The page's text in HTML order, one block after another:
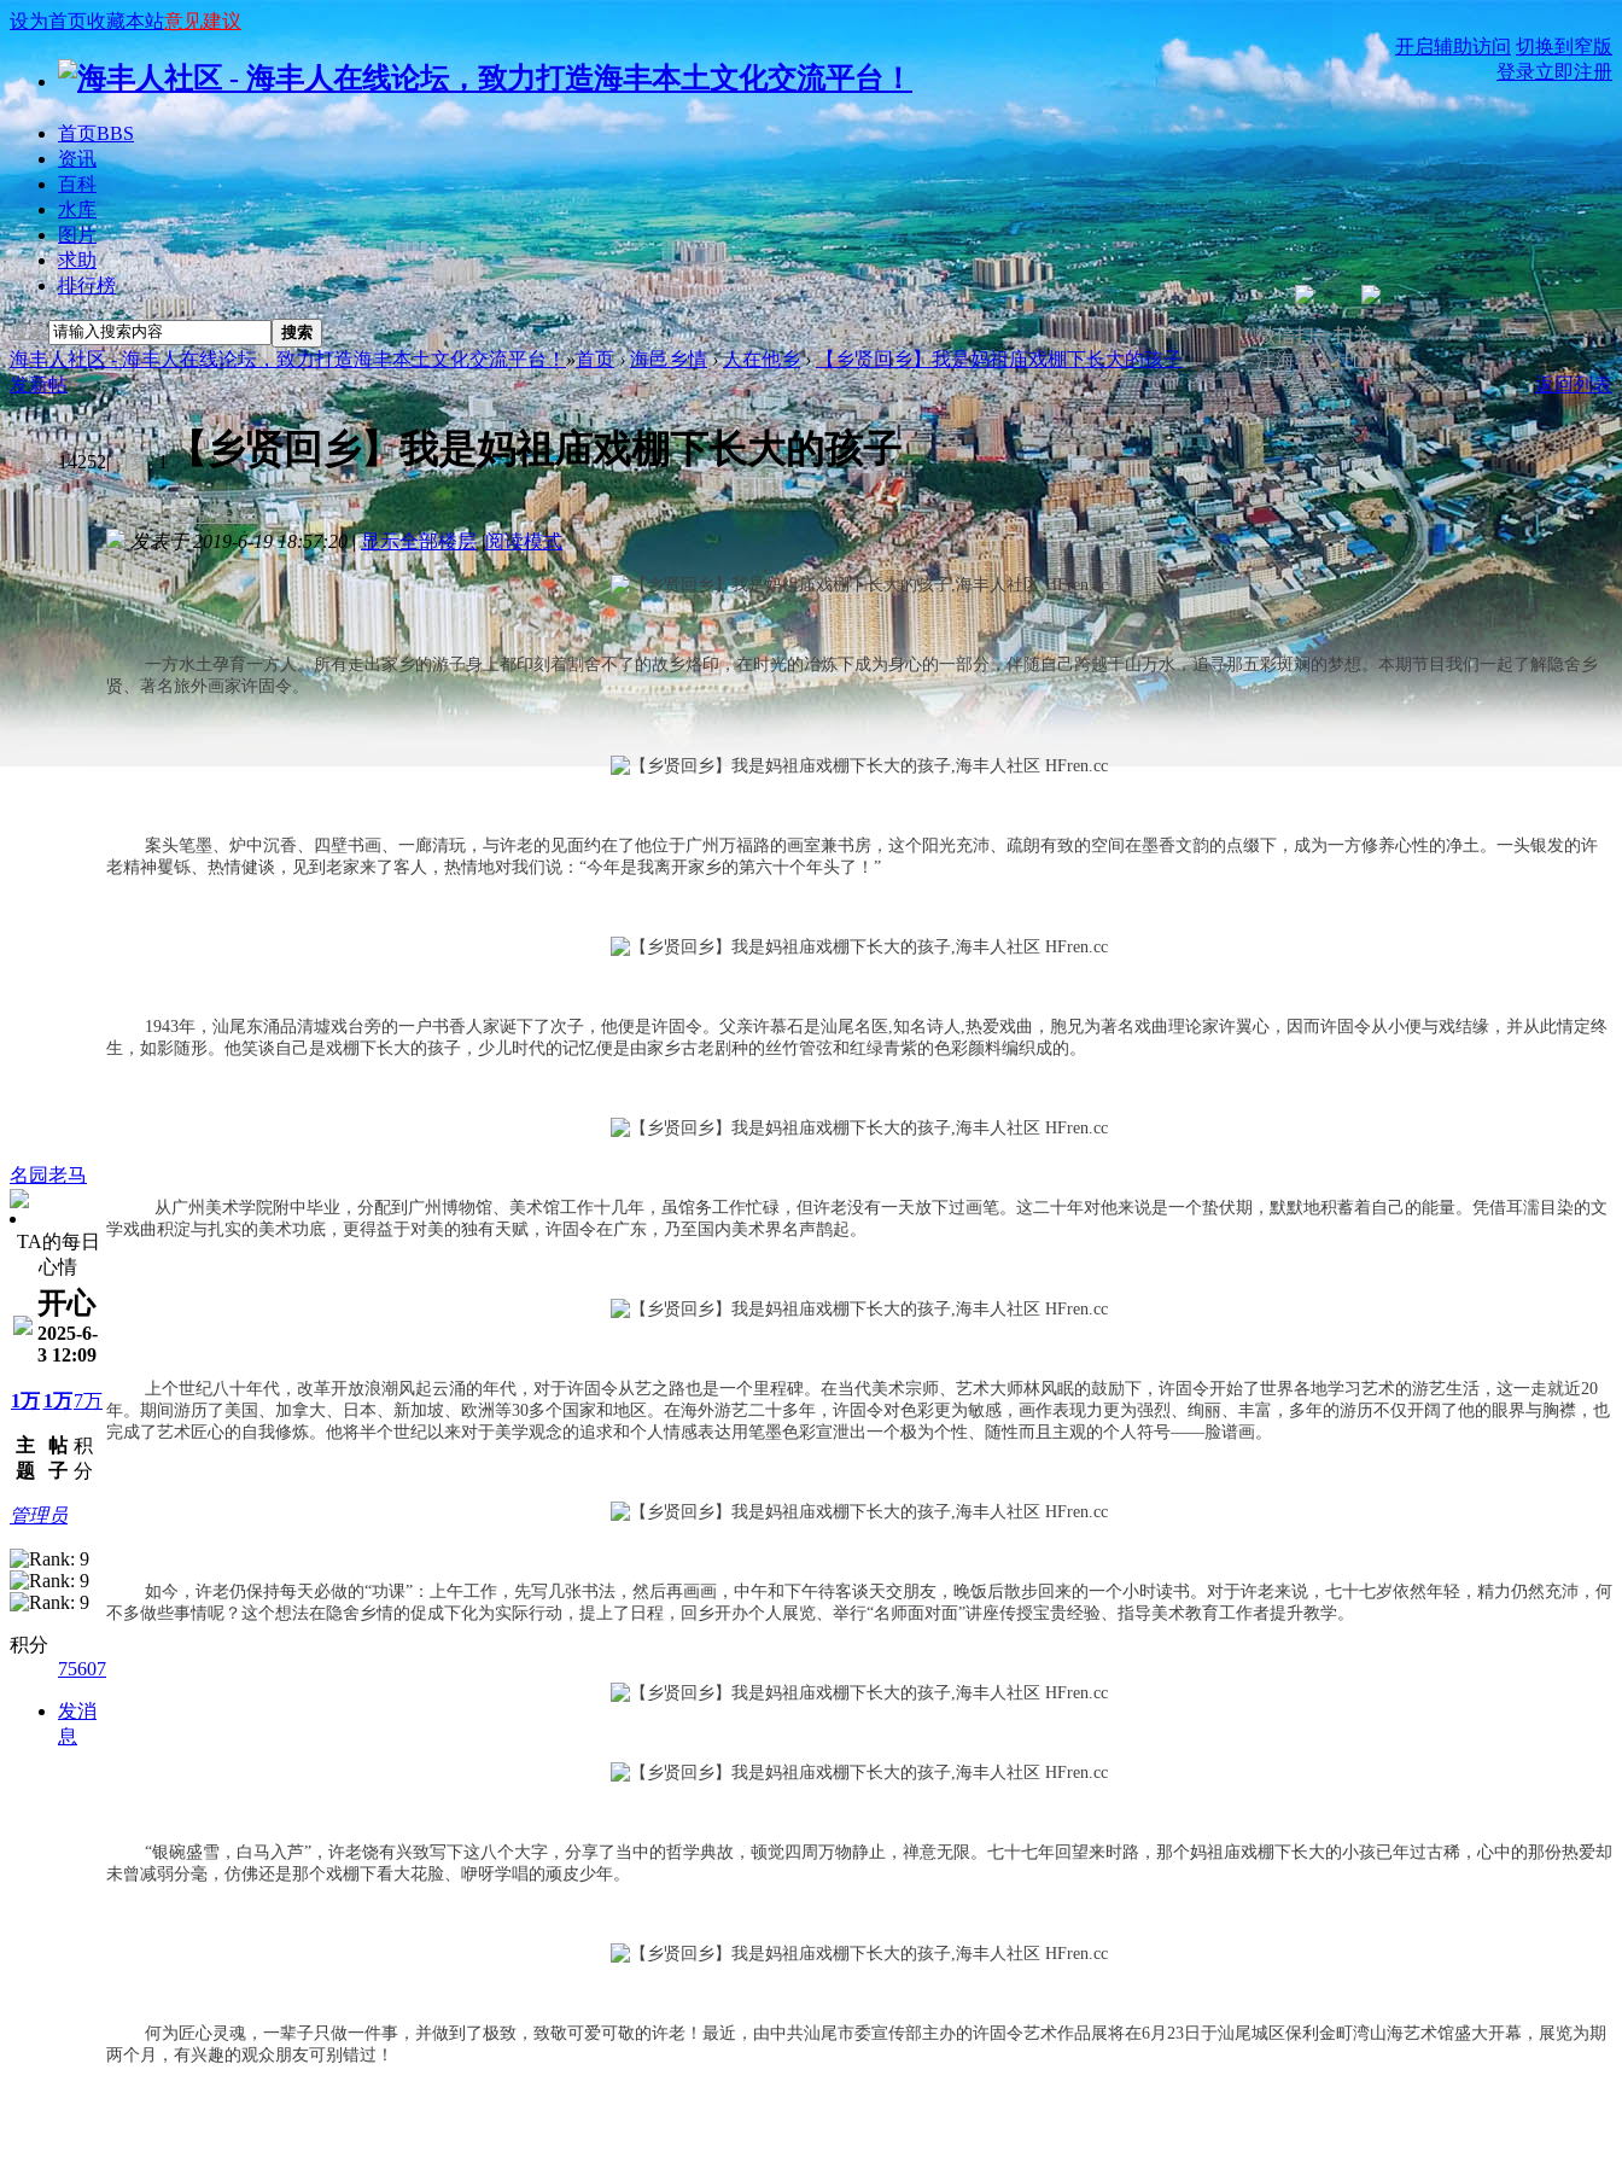
设为首页收藏本站意见建议
开启辅助访问 切换到窄版
登录立即注册
首页BBS
资讯
百科
水库
图片
求助
排行榜
搜索 搜索
海丰人社区 - 海丰人在线论坛，致力打造海丰本土文化交流平台！»首页 › 海邑乡情 › 人在他乡 › 【乡贤回乡】我是妈祖庙戏棚下长大的孩子
返回列表
发新帖
查看: 14252|回复: 1【乡贤回乡】我是妈祖庙戏棚下长大的孩子
[复制链接]
名园老马
TA的每日
心情
开心
2025-6-
3 12:09
1万
主
题
1万
帖
子
7万
积
分
管理员
积分
75607
发消
息
发表于 2019-6-19 18:57:20 | 显示全部楼层 |阅读模式
一方水土孕育一方人。所有走出家乡的游子身上都印刻着割舍不了的故乡烙印，在时光的冶炼下成为身心的一部分，伴随自己跨越千山万水，追寻那五彩斑斓的梦想。本期节目我们一起了解隐舍乡
贤、著名旅外画家许固令。
案头笔墨、炉中沉香、四壁书画、一廊清玩，与许老的见面约在了他位于广州万福路的画室兼书房，这个阳光充沛、疏朗有致的空间在墨香文韵的点缀下，成为一方修养心性的净土。一头银发的许
老精神矍铄、热情健谈，见到老家来了客人，热情地对我们说：“今年是我离开家乡的第六十个年头了！”
1943年，汕尾东涌品清墟戏台旁的一户书香人家诞下了次子，他便是许固令。父亲许慕石是汕尾名医,知名诗人,热爱戏曲，胞兄为著名戏曲理论家许翼心，因而许固令从小便与戏结缘，并从此情定终
生，如影随形。他笑谈自己是戏棚下长大的孩子，少儿时代的记忆便是由家乡古老剧种的丝竹管弦和红绿青紫的色彩颜料编织成的。
从广州美术学院附中毕业，分配到广州博物馆、美术馆工作十几年，虽馆务工作忙碌，但许老没有一天放下过画笔。这二十年对他来说是一个蛰伏期，默默地积蓄着自己的能量。凭借耳濡目染的文
学戏曲积淀与扎实的美术功底，更得益于对美的独有天赋，许固令在广东，乃至国内美术界名声鹊起。
上个世纪八十年代，改革开放浪潮风起云涌的年代，对于许固令从艺之路也是一个里程碑。在当代美术宗师、艺术大师林风眠的鼓励下，许固令开始了世界各地学习艺术的游艺生活，这一走就近20
年。期间游历了美国、加拿大、日本、新加坡、欧洲等30多个国家和地区。在海外游艺二十多年，许固令对色彩更为敏感，画作表现力更为强烈、绚丽、丰富，多年的游历不仅开阔了他的眼界与胸襟，也
完成了艺术匠心的自我修炼。他将半个世纪以来对于美学观念的追求和个人情感表达用笔墨色彩宣泄出一个极为个性、随性而且主观的个人符号——脸谱画。
如今，许老仍保持每天必做的“功课”：上午工作，先写几张书法，然后再画画，中午和下午待客谈天交朋友，晚饭后散步回来的一个小时读书。对于许老来说，七十七岁依然年轻，精力仍然充沛，何
不多做些事情呢？这个想法在隐舍乡情的促成下化为实际行动，提上了日程，回乡开办个人展览、举行“名师面对面”讲座传授宝贵经验、指导美术教育工作者提升教学。
“银碗盛雪，白马入芦”，许老饶有兴致写下这八个大字，分享了当中的哲学典故，顿觉四周万物静止，禅意无限。七十七年回望来时路，那个妈祖庙戏棚下长大的小孩已年过古稀，心中的那份热爱却
未曾减弱分毫，仿佛还是那个戏棚下看大花脸、咿呀学唱的顽皮少年。
何为匠心灵魂，一辈子只做一件事，并做到了极致，致敬可爱可敬的许老！最近，由中共汕尾市委宣传部主办的许固令艺术作品展将在6月23日于汕尾城区保利金町湾山海艺术馆盛大开幕，展览为期
两个月，有兴趣的观众朋友可别错过！
微信扫一扫关
注海丰人社区
公众号